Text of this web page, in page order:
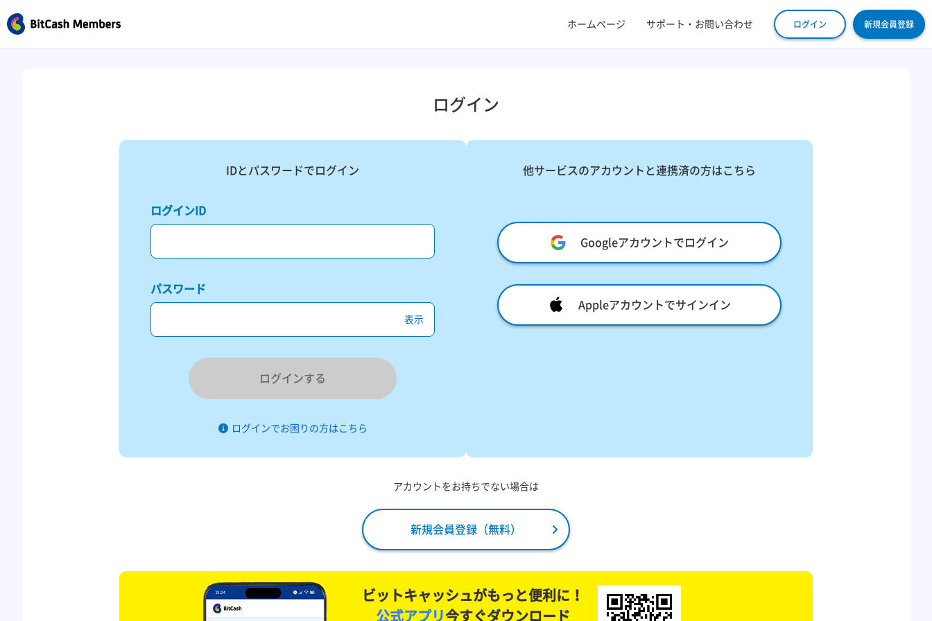
ホームページ サポート・お問い合わせ ログイン 新規会員登録
ログイン
IDとパスワードでログイン
ログインID
パスワード
表示
ログインする
ログインでお困りの方はこちら
他サービスのアカウントと連携済の方はこちら
Googleアカウントでログイン
Appleアカウントでサインイン
アカウントをお持ちでない場合は
新規会員登録（無料）
ビットキャッシュがもっと便利に！
公式アプリ今すぐダウンロード